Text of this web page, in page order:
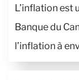
L’inflation est
Banque du
l’inflation à